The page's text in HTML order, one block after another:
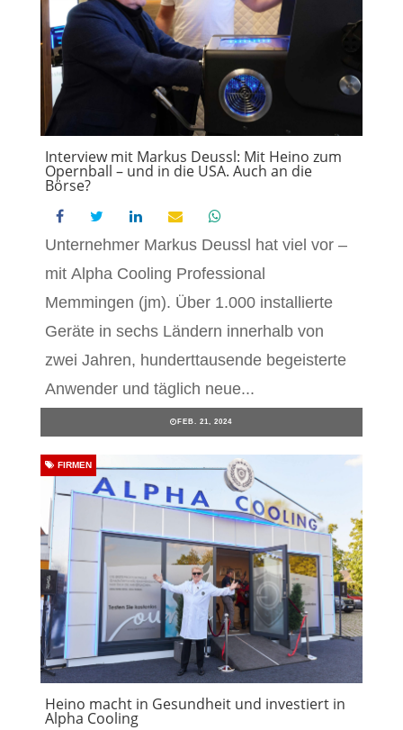
Interview mit Markus Deussl: Mit Heino zum
Opernball – und in die USA. Auch an die
Börse?
Unternehmer Markus Deussl hat viel vor –
mit Alpha Cooling Professional
Memmingen (jm). Über 1.000 installierte
Geräte in sechs Ländern innerhalb von
zwei Jahren, hunderttausende begeisterte
Anwender und täglich neue...
FEB. 21, 2024
Heino macht in Gesundheit und investiert in
Alpha Cooling
FIRMEN